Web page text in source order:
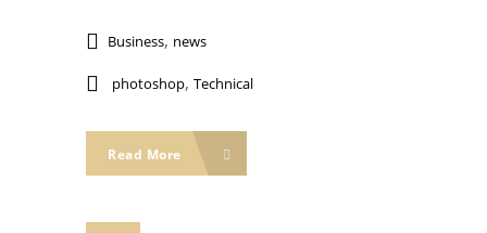
Business, news
photoshop, Technical
Read More